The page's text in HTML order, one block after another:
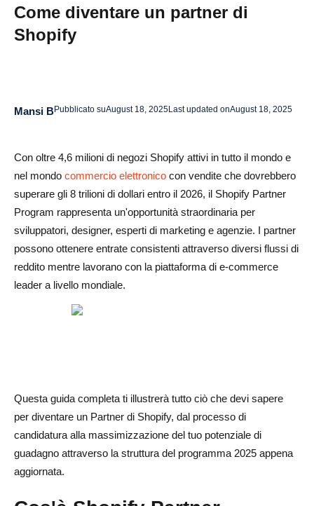
Shopify
Cos'è un partner di Shopify?
Quali sono i vantaggi dell'assunzione di un partner di
C'è differenza tra un Partner di Shopify e un Esperto di
Shopify?
Come diventare un partner di
Shopify
Mansi BPubblicato suAugust 18, 2025Last updated onAugust 18, 2025
Con oltre 4,6 milioni di negozi Shopify attivi in tutto il mondo e
nel mondo commercio elettronico con vendite che dovrebbero
superare gli 8 trilioni di dollari entro il 2026, il Shopify Partner
Program rappresenta un'opportunità straordinaria per
sviluppatori, designer, esperti di marketing e agenzie. I partner
possono ottenere entrate consistenti attraverso diversi flussi di
reddito mentre lavorano con la piattaforma di e-commerce
leader a livello mondiale.
Questa guida completa ti illustrerà tutto ciò che devi sapere
per diventare un Partner di Shopify, dal processo di
candidatura alla massimizzazione del tuo potenziale di
guadagno attraverso la struttura del programma 2025 appena
aggiornata.